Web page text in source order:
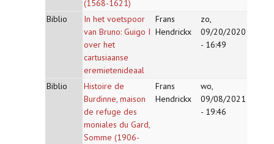
(1568-1621)
Biblio
In het voetspoor
van Bruno: Guigo I
over het
cartusiaanse
eremietenideaal
Frans
Hendrickx
zo,
09/20/2020
- 16:49
Biblio
Histoire de
Burdinne, maison
de refuge des
moniales du Gard,
Somme (1906-
Frans
Hendrickx
wo,
09/08/2021
- 19:46